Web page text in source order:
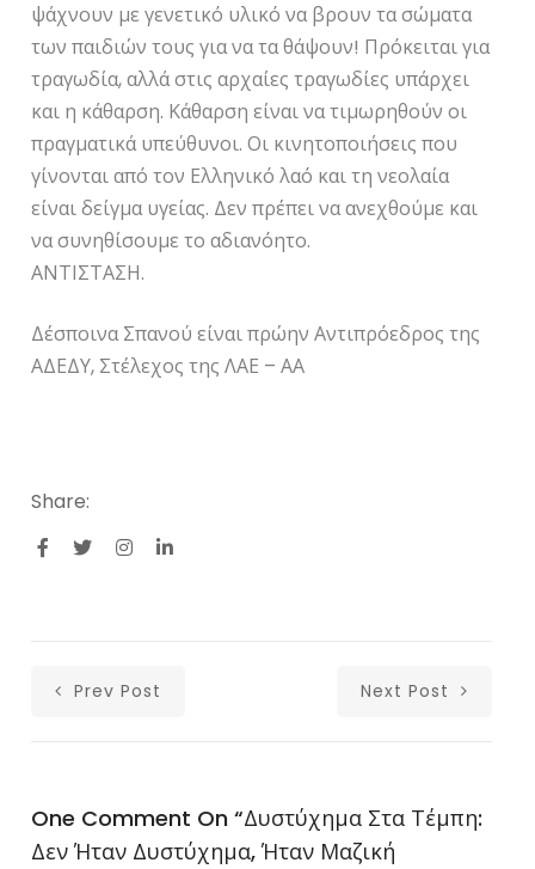
ψάχνουν με γενετικό υλικό να βρουν τα σώματα
των παιδιών τους για να τα θάψουν! Πρόκειται για
τραγωδία, αλλά στις αρχαίες τραγωδίες υπάρχει
και η κάθαρση. Κάθαρση είναι να τιμωρηθούν οι
πραγματικά υπεύθυνοι. Οι κινητοποιήσεις που
γίνονται από τον Ελληνικό λαό και τη νεολαία
είναι δείγμα υγείας. Δεν πρέπει να ανεχθούμε και
να συνηθίσουμε το αδιανόητο.
ΑΝΤΙΣΤΑΣΗ.
Δέσποινα Σπανού είναι πρώην Αντιπρόεδρος της
ΑΔΕΔΥ, Στέλεχος της ΛΑΕ – ΑΑ
Share:
Prev Post Next Post
One Comment On “Δυστύχημα Στα Τέμπη:
Δεν Ήταν Δυστύχημα, Ήταν Μαζική